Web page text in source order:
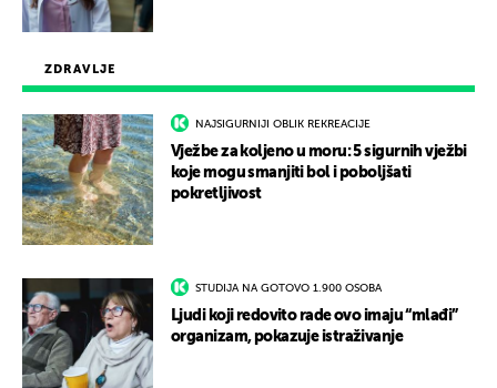
ZDRAVLJE
NAJSIGURNIJI OBLIK REKREACIJE
Vježbe za koljeno u moru: 5 sigurnih vježbi
koje mogu smanjiti bol i poboljšati
pokretljivost
STUDIJA NA GOTOVO 1.900 OSOBA
Ljudi koji redovito rade ovo imaju “mlađi”
organizam, pokazuje istraživanje